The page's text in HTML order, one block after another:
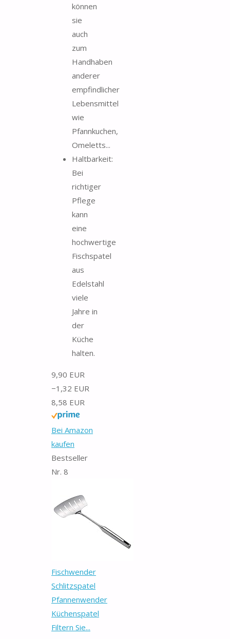
können
sie
auch
zum
Handhaben
anderer
empfindlicher
Lebensmittel
wie
Pfannkuchen,
Omeletts...
Haltbarkeit:
Bei
richtiger
Pflege
kann
eine
hochwertige
Fischspatel
aus
Edelstahl
viele
Jahre in
der
Küche
halten.
9,90 EUR
−1,32 EUR
8,58 EUR
Bei Amazon
kaufen
Bestseller
Nr. 8
Fischwender
Schlitzspatel
Pfannenwender
Küchenspatel
Filtern Sie...